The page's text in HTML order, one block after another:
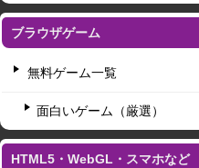
ブラウザゲーム
無料ゲーム一覧
面白いゲーム（厳選）
HTML5・WebGL・スマホなど